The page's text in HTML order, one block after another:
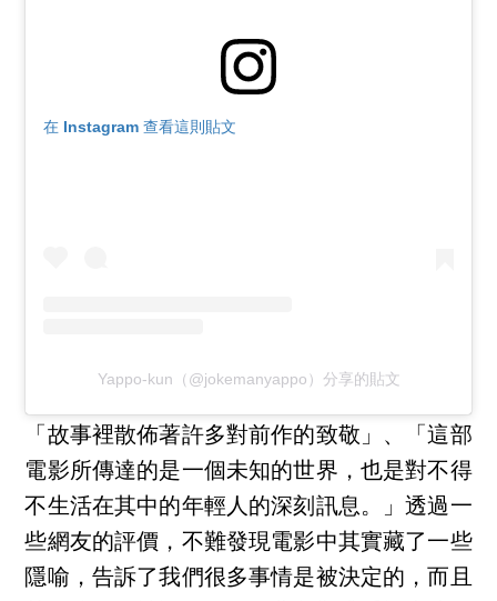
在 Instagram 查看這則貼文
Yappo-kun（@jokemanyappo）分享的貼文
「故事裡散佈著許多對前作的致敬」、「這部
電影所傳達的是一個未知的世界，也是對不得
不生活在其中的年輕人的深刻訊息。」透過一
些網友的評價，不難發現電影中其實藏了一些
隱喻，告訴了我們很多事情是被決定的，而且